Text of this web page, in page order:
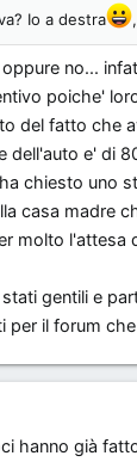
Io a destra
no...
poiche'
del fatto che
dell'auto e' di
chiesto uno
casa madre
molto l'attesa
gentili e
il forum
hanno già